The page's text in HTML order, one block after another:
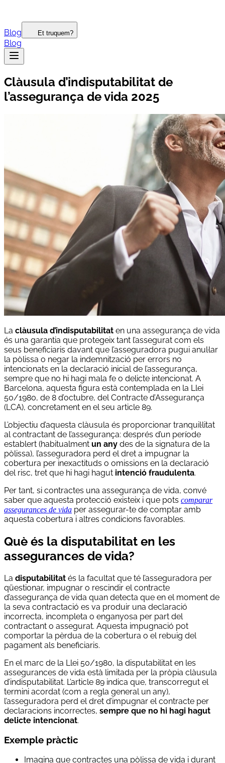
Blog Et truquem?
Blog
Clàusula d’indisputabilitat de
l’assegurança de vida 2025
La clàusula d’indisputabilitat en una assegurança de vida
és una garantia que protegeix tant l’assegurat com els
seus beneficiaris davant que l’asseguradora pugui anul·lar
la pòlissa o negar la indemnització per errors no
intencionats en la declaració inicial de l’assegurança,
sempre que no hi hagi mala fe o delicte intencionat. A
Barcelona, aquesta figura està contemplada en la Llei
50/1980, de 8 d’octubre, del Contracte d’Assegurança
(LCA), concretament en el seu article 89.
L’objectiu d’aquesta clàusula és proporcionar tranquil·litat
al contractant de l’assegurança: després d’un període
establert (habitualment un any des de la signatura de la
pòlissa), l’asseguradora perd el dret a impugnar la
cobertura per inexactituds o omissions en la declaració
del risc, tret que hi hagi hagut intenció fraudulenta.
Per tant, si contractes una assegurança de vida, convé
saber que aquesta protecció existeix i que pots comparar
assegurances de vida per assegurar-te de comptar amb
aquesta cobertura i altres condicions favorables.
Què és la disputabilitat en les
assegurances de vida?
La disputabilitat és la facultat que té l’asseguradora per
qüestionar, impugnar o rescindir el contracte
d’assegurança de vida quan detecta que en el moment de
la seva contractació es va produir una declaració
incorrecta, incompleta o enganyosa per part del
contractant o assegurat. Aquesta impugnació pot
comportar la pèrdua de la cobertura o el rebuig del
pagament als beneficiaris.
En el marc de la Llei 50/1980, la disputabilitat en les
assegurances de vida està limitada per la pròpia clàusula
d’indisputabilitat. L’article 89 indica que, transcorregut el
termini acordat (com a regla general un any),
l’asseguradora perd el dret d’impugnar el contracte per
declaracions incorrectes, sempre que no hi hagi hagut
delicte intencionat.
Exemple pràctic
Imagina que contractes una pòlissa de vida i durant